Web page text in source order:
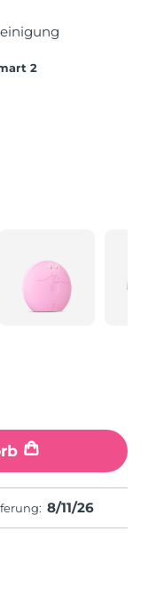
2
8/11/26